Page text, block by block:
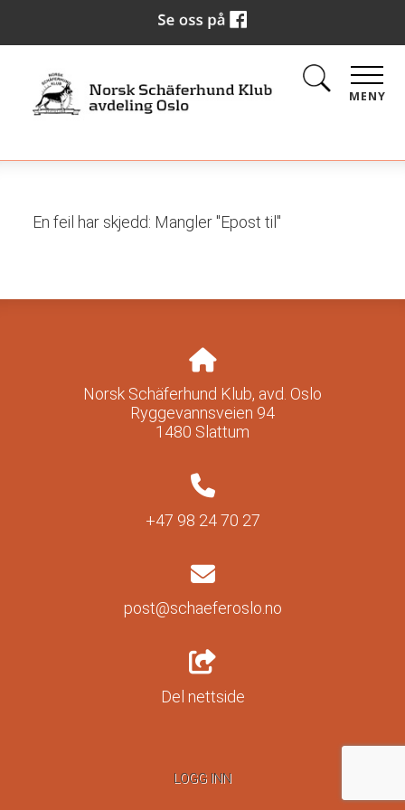
MENY
En feil har skjedd: Mangler "Epost til"
Norsk Schäferhund Klub, avd. Oslo
Ryggevannsveien 94
1480 Slattum
+47 98 24 70 27
post@schaeferoslo.no
Del nettside
LOGG INN